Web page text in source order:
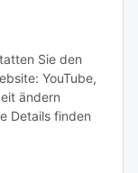
Sie den
YouTube,
ändern
Details finden